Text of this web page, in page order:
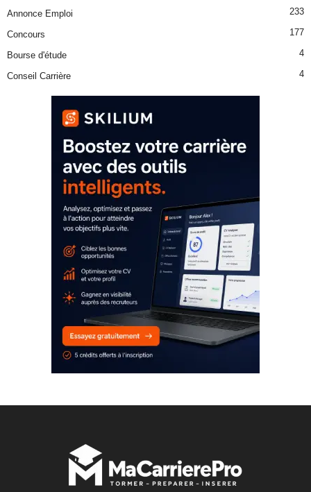
Annonce Emploi 233
Concours 177
Bourse d'étude 4
Conseil Carrière 4